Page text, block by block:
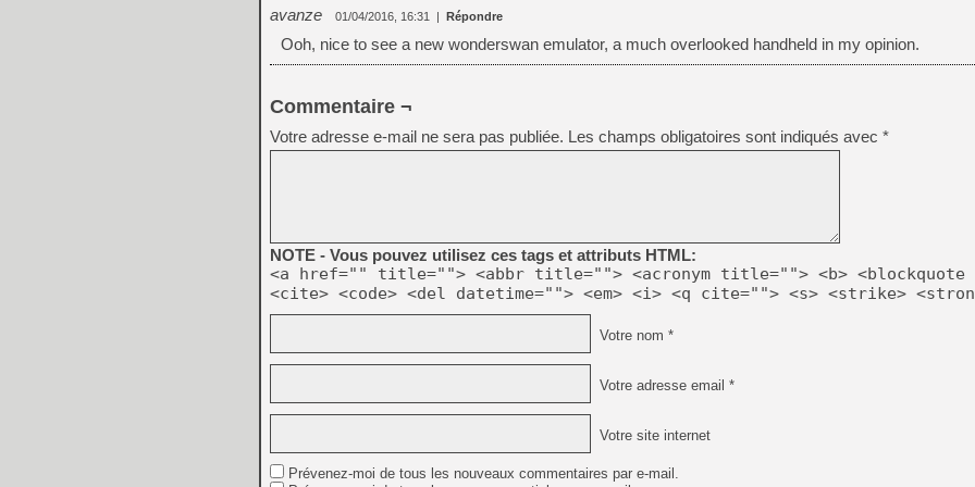
avanze 01/04/2016, 16:31 | Répondre
Ooh, nice to see a new wonderswan emulator, a much overlooked handheld in my opinion.
Commentaire ¬
Votre adresse e-mail ne sera pas publiée. Les champs obligatoires sont indiqués avec *
NOTE - Vous pouvez utilisez ces tags et attributs HTML:
<a href="" title=""> <abbr title=""> <acronym title=""> <b> <blockquote
<cite> <code> <del datetime=""> <em> <i> <q cite=""> <s> <strike>
Votre nom *
Votre adresse email *
Votre site internet
Prévenez-moi de tous les nouveaux commentaires par e-mail.